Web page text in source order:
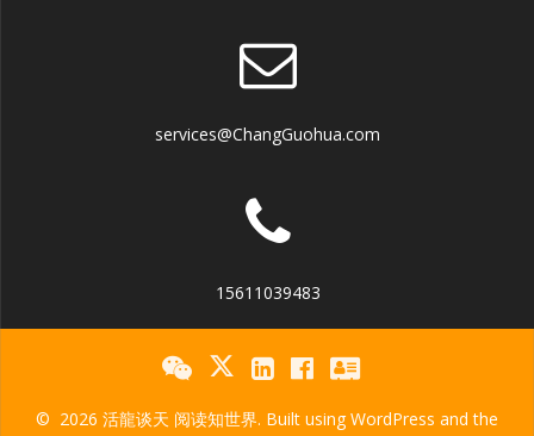
services@ChangGuohua.com
15611039483
© 2026 活龍谈天 阅读知世界. Built using WordPress and the